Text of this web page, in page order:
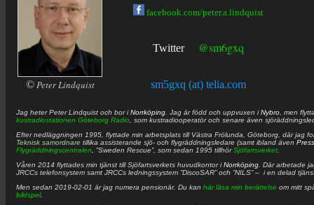
© Peter Lindquist
facebook.com/peter.a.lindquist
Twitter @sm6gxq
sm5gxq (at) telia.com
Jag heterPeter Lindquist och bor iNorrköping . Jag är född och uppvuxen iNybro , men
kustradiostationen Göteborg Radio , som kustradiooperatör och senare även
Efter nedläggningen 1995, flyttade min arbetsplats till Västra Frölunda, Göteborg, där jag
Teknisk samordnare tillika assisterande sjö- och flygräddningsledare (samt ibland även
Flygräddningscentralen , ”Sweden Rescue”, som sedan 1995 tillhörSjöfartsverket
Våren 2014 flyttades min tjänst till Sjöfartsverkets huvudkontor iNorrköping . Där arbetade
JRCCs telefonsystem samt JRCCs ledningssystem ”DiscoSAR” och ”NILS” – i en delad
Men sedan 2019-02-01 är jag numera pensionär. Du kan här läsa min berättelse om mitt
bildspel.